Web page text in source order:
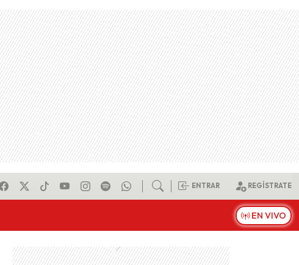
ENTRAR REGÍSTRATE
EN VIVO